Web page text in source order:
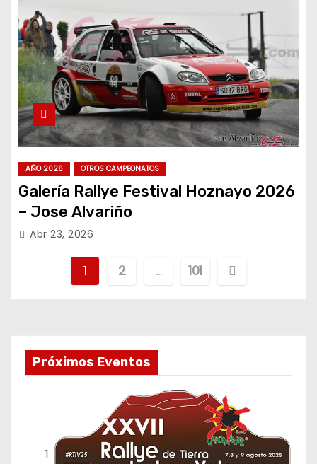
AÑO 2026 OTROS CAMPEONATOS
Galería Rallye Festival Hoznayo 2026
– Jose Alvariño
Abr 23, 2026
i
c
1 2 … 101
Próximos Eventos